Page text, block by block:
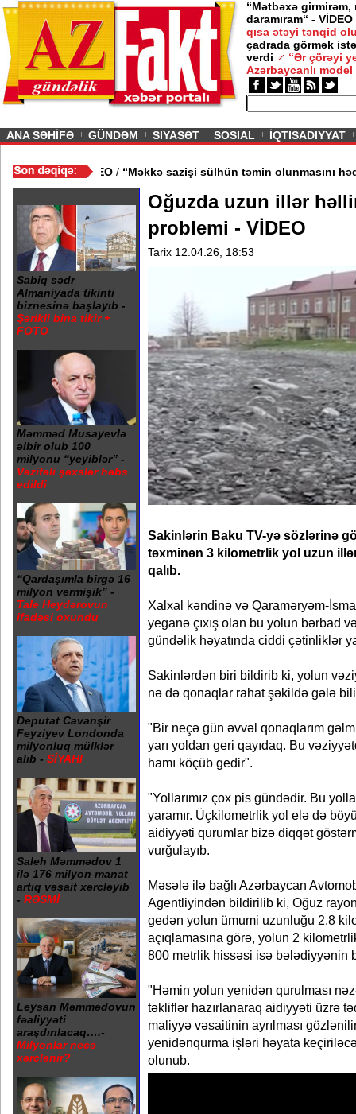
“Mətbəxə girmirəm,
daramıram“ - VİDEO
qısa ətəyi tənqid
çadrada görmək
verdi
“Ər çörəyi
Azərbaycanlı model
-Nigar
ANA SƏHİFƏ GÜNDƏM SIYASƏT SOSIAL İQTISADIYYAT
kənarlaşdırılıb - VİDEO/ “Məkkə sazişi sülhün təmin
Sabiq sədr
Almaniyada tikinti
biznesinə başlayıb -
Şərikli bina tikir +
FOTO
Məmməd Musayevlə
əlbir olub 100
milyonu “yeyiblər” -
Vəzifəli şəxslər həbs
edildi
“Qardaşımla birgə 16
milyon vermişik” -
Tale Heydərovun
ifadəsi oxundu
Deputat Cavanşir
Feyziyev Londonda
milyonluq mülklər
alıb - SİYAHI
Saleh Məmmədov 1
ilə 176 milyon manat
artıq vəsait xərcləyib
- RƏSMİ
Leysan Məmmədovun
fəaliyyəti
araşdırılacaq….-
Milyonlar necə
xərclənir?
Oğuzda uzun illər
problemi - VİDEO
Tarix 12.04.26, 18:53
Sakinlərin Baku TV-yə sözlərinə
təxminən 3 kilometrlik yol uzun
qalıb.
Xalxal kəndinə və Qaraməryəm-
yeganə çıxış olan bu yolun bərbad
gündəlik həyatında ciddi çətinliklər
Sakinlərdən biri bildirib ki, yolun
nə də qonaqlar rahat şəkildə gələ
"Bir neçə gün əvvəl qonaqlarım
yarı yoldan geri qayıdaq. Bu
hamı köçüb gedir".
"Yollarımız çox pis gündədir. Bu
yaramır. Üçkilometrlik yol elə də
aidiyyəti qurumlar bizə diqqət
vurğulayıb.
Məsələ ilə bağlı Azərbaycan
Agentliyindən bildirilib ki, Oğuz
gedən yolun ümumi uzunluğu 2.8
açıqlamasına görə, yolun 2
800 metrlik hissəsi isə bələdiyyənin
"Həmin yolun yenidən qurulması
təkliflər hazırlanaraq aidiyyəti üzrə
maliyyə vəsaitinin ayrılması
yenidənqurma işləri həyata
olunub.